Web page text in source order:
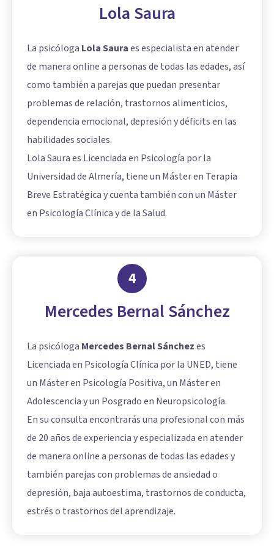
Lola Saura
La psicóloga Lola Sauraes especialista en atender
de manera online a personas de todas las edades, así
como también a parejas que puedan presentar
problemas de relación, trastornos alimenticios,
dependencia emocional, depresión y déficits en las
habilidades sociales.
Lola Saura es Licenciada en Psicología por la
Universidad de Almería, tiene un Máster en Terapia
Breve Estratégica y cuenta también con un Máster
en Psicología Clínica y de la Salud.
4
Mercedes Bernal Sánchez
La psicóloga Mercedes Bernal Sánchezes
Licenciada en Psicología Clínica por la UNED, tiene
un Máster en Psicología Positiva, un Máster en
Adolescencia y un Posgrado en Neuropsicología.
En su consulta encontrarás una profesional con más
de 20 años de experiencia y especializada en atender
de manera online a personas de todas las edades y
también parejas con problemas de ansiedad o
depresión, baja autoestima, trastornos de conducta,
estrés o trastornos del aprendizaje.